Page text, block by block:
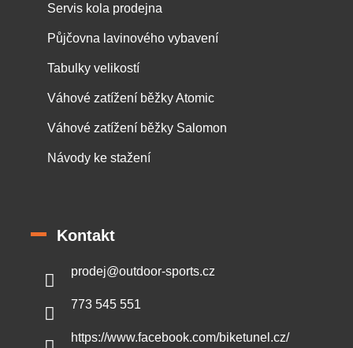
Servis kola prodejna
Půjčovna lavinového vybavení
Tabulky velikostí
Váhové zatížení běžky Atomic
Váhové zatížení běžky Salomon
Návody ke stažení
Kontakt
prodej@outdoor-sports.cz
773 545 551
https://www.facebook.com/biketunel.cz/